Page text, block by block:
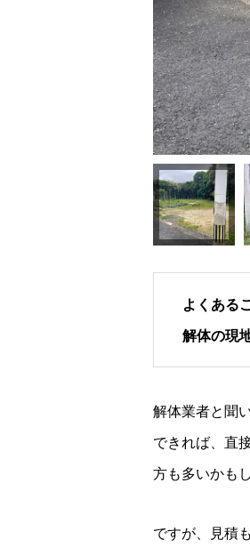
よくある
解体の現
解体業者と聞
できれば、直
方も多いかも
ですが、見積